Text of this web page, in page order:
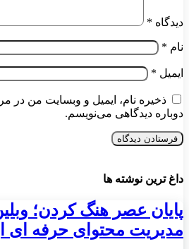
دیدگاه *
نام *
ایمیل *
ذخیره نام، ایمیل و وبسایت من در
دوباره دیدگاهی می‌نویسم.
داغ ترین نوشته ها
پایان عصر هنگ کردن؛
مدیریت محتوای حرفه ای